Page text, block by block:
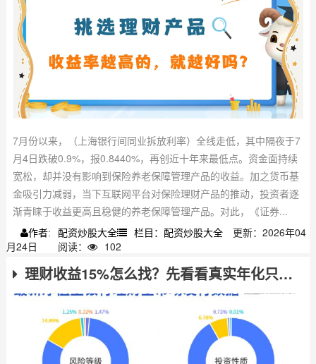
7月份以来，（上海银行间同业拆放利率）全线走低，其中隔夜于7
月4日跌破0.9%，报0.8440%，再创近十年来最低点。资金面持续
宽松，却并没有影响到保险养老保障管理产品的收益。加之货币基
金吸引力减弱，当下互联网平台对保险理财产品的推动，投资者逐
渐青睐于收益更高且稳健的养老保障管理产品。对此，《证券...
作者: 配资炒股大全 栏目：配资炒股大全
更新：2026年04
月24日
阅读： 102
理财收益15%怎么找？先看看真实年化只有3%